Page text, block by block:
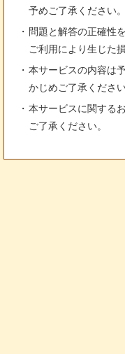
予めご了承ください。
問題と解答の正確性
ご利用により生じた
本サービスの内容は
かじめご了承ください
本サービスに関する
ご了承ください。